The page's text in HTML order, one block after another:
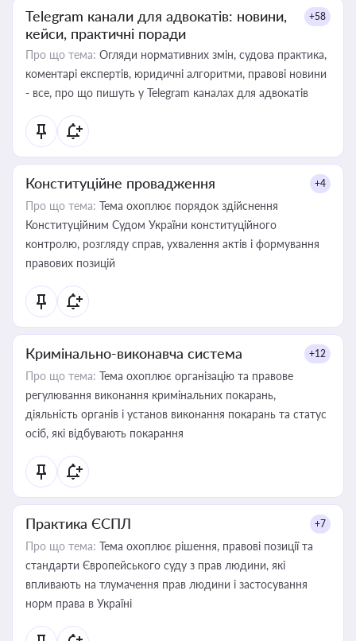
Telegram канали для адвокатів: новини,
кейси, практичні поради
+58
Про що тема: Огляди нормативних змін, судова практика,
коментарі експертів, юридичні алгоритми, правові новини
- все, про що пишуть у Telegram каналах для адвокатів
Конституційне провадження +4
Про що тема: Тема охоплює порядок здійснення
Конституційним Судом України конституційного
контролю, розгляду справ, ухвалення актів і формування
правових позицій
Кримінально-виконавча система +12
Про що тема: Тема охоплює організацію та правове
регулювання виконання кримінальних покарань,
діяльність органів і установ виконання покарань та статус
осіб, які відбувають покарання
Практика ЄСПЛ +7
Про що тема: Тема охоплює рішення, правові позиції та
стандарти Європейського суду з прав людини, які
впливають на тлумачення прав людини і застосування
норм права в Україні